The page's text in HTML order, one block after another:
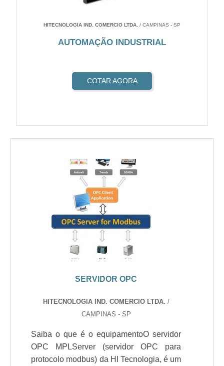
HITECNOLOGIA IND. COMERCIO LTDA. / CAMPINAS - SP
AUTOMAÇÃO INDUSTRIAL
COTAR AGORA
SERVIDOR OPC
HITECNOLOGIA IND. COMERCIO LTDA. /
CAMPINAS - SP
Saiba o que é o equipamentoO servidor
OPC MPLServer (servidor OPC para
protocolo modbus) da HI Tecnologia, é um